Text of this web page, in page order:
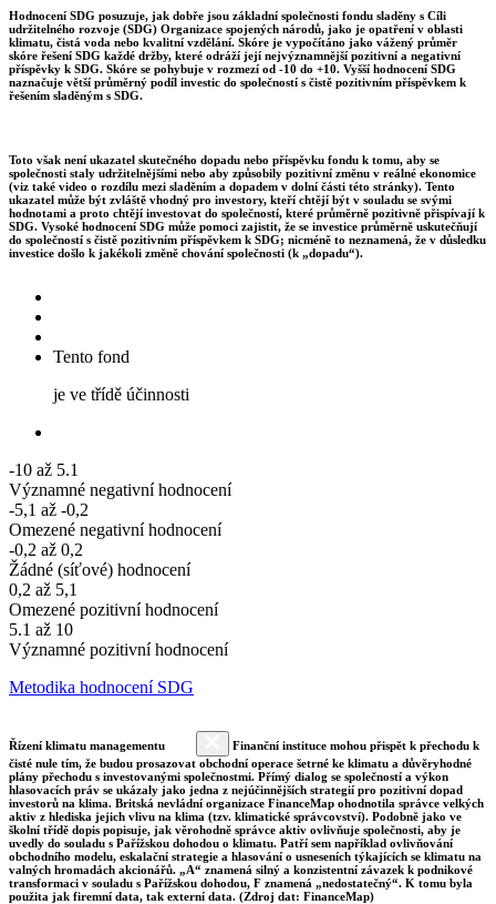
Hodnocení SDG posuzuje, jak dobře jsou základní společnosti fondu sladěny s Cíli
udržitelného rozvoje (SDG) Organizace spojených národů, jako je opatření v oblasti
klimatu, čistá voda nebo kvalitní vzdělání. Skóre je vypočítáno jako vážený průměr
skóre řešení SDG každé držby, které odráží její nejvýznamnější pozitivní a negativní
příspěvky k SDG. Skóre se pohybuje v rozmezí od -10 do +10. Vyšší hodnocení SDG
naznačuje větší průměrný podíl investic do společností s čistě pozitivním příspěvkem k
řešením sladěným s SDG.
Toto však není ukazatel skutečného dopadu nebo příspěvku fondu k tomu, aby se
společnosti staly udržitelnějšími nebo aby způsobily pozitivní změnu v reálné ekonomice
(viz také video o rozdílu mezi sladěním a dopadem v dolní části této stránky). Tento
ukazatel může být zvláště vhodný pro investory, kteří chtějí být v souladu se svými
hodnotami a proto chtějí investovat do společností, které průměrně pozitivně přispívají k
SDG. Vysoké hodnocení SDG může pomoci zajistit, že se investice průměrně uskutečňují
do společností s čistě pozitivním příspěvkem k SDG; nicméně to neznamená, že v důsledku
investice došlo k jakékoli změně chování společnosti (k „dopadu“).
Tento fond
je ve třídě účinnosti
-10 až 5.1
Významné negativní hodnocení
-5,1 až -0,2
Omezené negativní hodnocení
-0,2 až 0,2
Žádné (síťové) hodnocení
0,2 až 5,1
Omezené pozitivní hodnocení
5.1 až 10
Významné pozitivní hodnocení
Metodika hodnocení SDG
Řízení klimatu managementu
Finanční instituce mohou přispět k přechodu k
čisté nule tím, že budou prosazovat obchodní operace šetrné ke klimatu a důvěryhodné
plány přechodu s investovanými společnostmi. Přímý dialog se společností a výkon
hlasovacích práv se ukázaly jako jedna z nejúčinnějších strategií pro pozitivní dopad
investorů na klima. Britská nevládní organizace FinanceMap ohodnotila správce velkých
aktiv z hlediska jejich vlivu na klima (tzv. klimatické správcovství). Podobně jako ve
školní třídě dopis popisuje, jak věrohodně správce aktiv ovlivňuje společnosti, aby je
uvedly do souladu s Pařížskou dohodou o klimatu. Patří sem například ovlivňování
obchodního modelu, eskalační strategie a hlasování o usneseních týkajících se klimatu na
valných hromadách akcionářů. „A“ znamená silný a konzistentní závazek k podnikové
transformaci v souladu s Pařížskou dohodou, F znamená „nedostatečný“. K tomu byla
použita jak firemní data, tak externí data. (Zdroj dat: FinanceMap)